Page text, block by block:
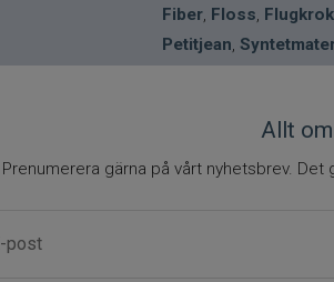
Fiber, Floss, Flugkrok
Petitjean,
Allt
Prenumerera gärna på vårt nyhetsbrev.